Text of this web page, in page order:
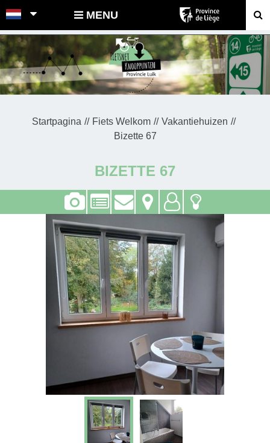
POINTS-NOEUDS MENU
Startpagina Fiets Welkom
Vakantiehuizen
Bizette 67
BIZETTE 67